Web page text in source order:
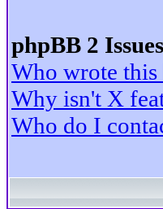
phpBB 2 Issues
Who wrote
Why isn't X
Who do I